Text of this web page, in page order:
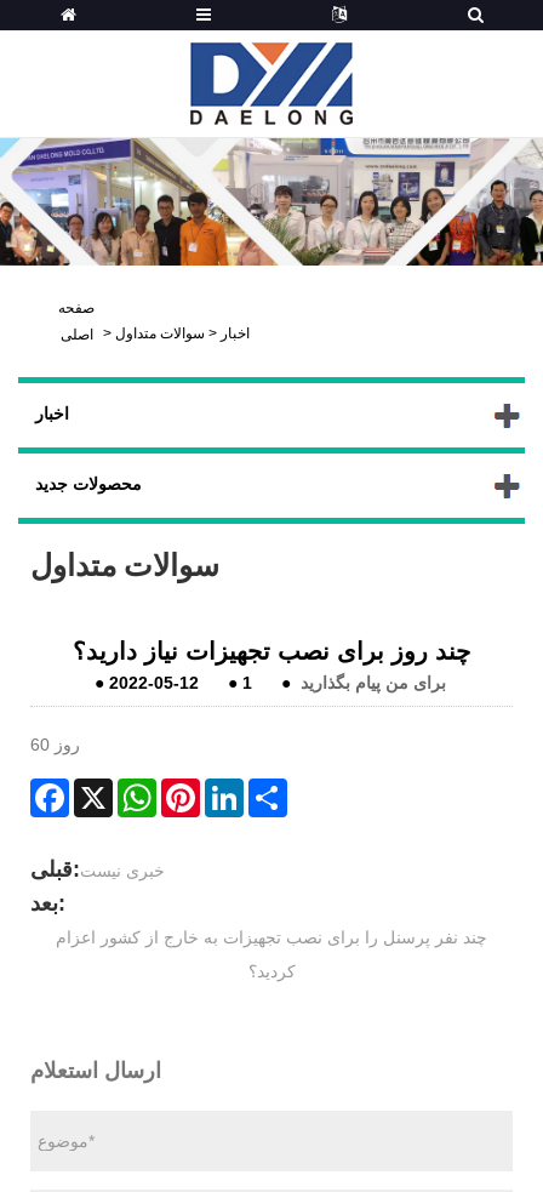
صفحه
اصلی
> اخبار > سوالات متداول
اخبار
محصولات جدید
سوالات متداول
چند روز برای نصب تجهیزات نیاز دارید؟
●2022-05-12 ● 1 ● برای من پیام بگذارید
60 روز
Facebook
X WhatsAppPinterestLinkedIn
قبلی:خبری نیست
بعد:
چند نفر پرسنل را برای نصب تجهیزات به خارج از کشور اعزام
کردید؟
ارسال استعلام